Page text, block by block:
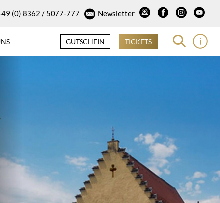
(0) 8362 / 5077-777 Newsletter
GUTSCHEIN TICKETS